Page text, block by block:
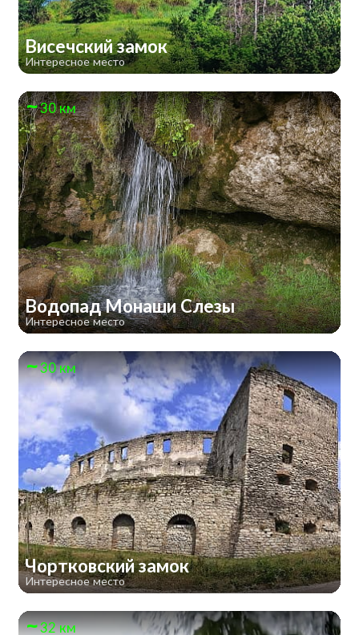
Висечский замок
Интересное место
30 км
Водопад Монаши Слезы
Интересное место
30 км
Чортковский замок
Интересное место
32 км